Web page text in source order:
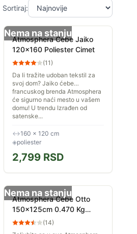
Sortiraj:
Nema na stanju
Atmosphera Ćebe Jaiko
120x160 Poliester Cimet
(11)
Da li tražite udoban tekstil za
svoj dom? Jaiko ćebe
francuskog brenda Atmosphera
će sigurno naći mesto u vašem
domu! U trendu Izrađen od
satenske...
↔160 × 120 cm
◈poliester
2,799RSD
Nema na stanju
Atmosphera Ćebe Otto
150x125cm 0.470 Kg
Poliester Siva
(14)